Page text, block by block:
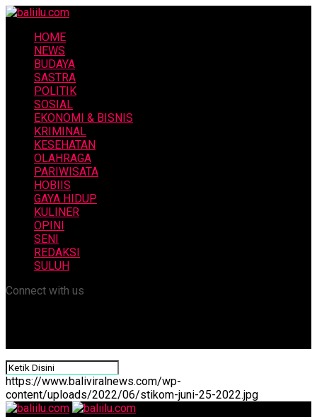
HOME
NEWS
BUDAYA
SASTRA
POLITIK
SOSIAL
EKONOMI & BISNIS
KRIMINAL
KESEHATAN
OLAHRAGA
PARIWISATA
HOBIIS
GAYA HIDUP
KULINER
OPINI
SENI
REDAKSI
SULUH
Connect with us
https://www.baliviralnews.com/wp-
content/uploads/2022/06/stikom-juni-25-2022.jpg